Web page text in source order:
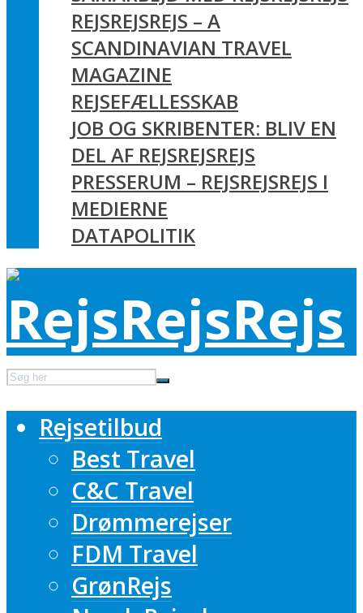
REJSREJSREJS – A
SCANDINAVIAN TRAVEL
MAGAZINE
REJSEFÆLLESSKAB
JOB OG SKRIBENTER: BLIV EN
DEL AF REJSREJSREJS
PRESSERUM – REJSREJSREJS I
MEDIERNE
DATAPOLITIK
Rejsetilbud
Best Travel
C&C Travel
Drømmerejser
FDM Travel
GrønRejs